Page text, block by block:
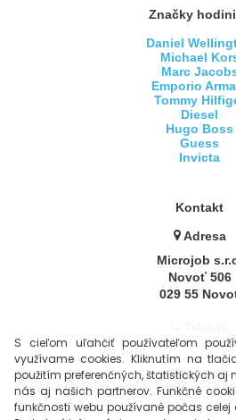
S cieľom uľahčiť používateľom
využívame cookies. Kliknutím na
použitím preferenčných, štatistických aj
nás aj našich partnerov. Funkčné
funkčnosti webu používané počas
Značky
Daniel
Michael
Marc
Emporio
Tommy
Diesel
Hugo Boss
Guess
Invicta
Kontakt
Adresa
Microjob
Novoť 506
029 55
+421 940 523
E-mail